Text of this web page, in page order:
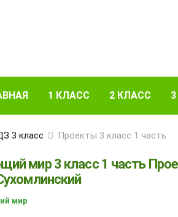
1 КЛАСС 2 КЛАСС
3 класс Проекты 3 класс 1 часть
мир 3 класс 1 часть
мир